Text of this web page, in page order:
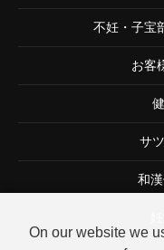
不妊・子宝
お客
サ
和
On our website we